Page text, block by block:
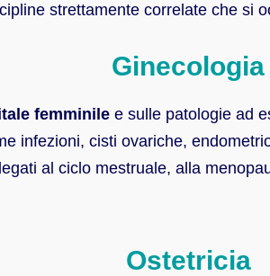
strettamente correlate che si
Ginecologia
femminile e sulle patologie ad
infezioni, cisti ovariche,
al ciclo mestruale, alla
Ostetricia